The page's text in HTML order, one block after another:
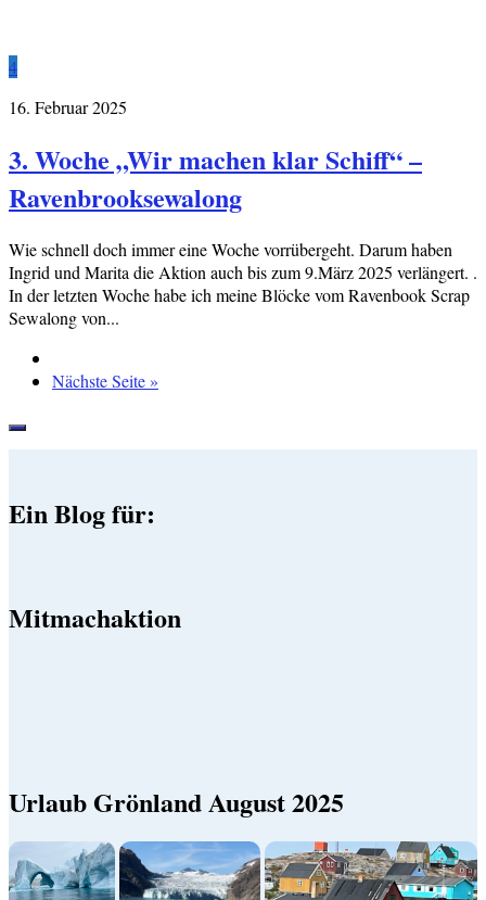
4
16. Februar 2025
3. Woche „Wir machen klar Schiff“ –
Ravenbrooksewalong
Wie schnell doch immer eine Woche vorrübergeht. Darum haben
Ingrid und Marita die Aktion auch bis zum 9.März 2025 verlängert. .
In der letzten Woche habe ich meine Blöcke vom Ravenbook Scrap
Sewalong von...
Nächste Seite »
Ein Blog für:
Mitmachaktion
Urlaub Grönland August 2025